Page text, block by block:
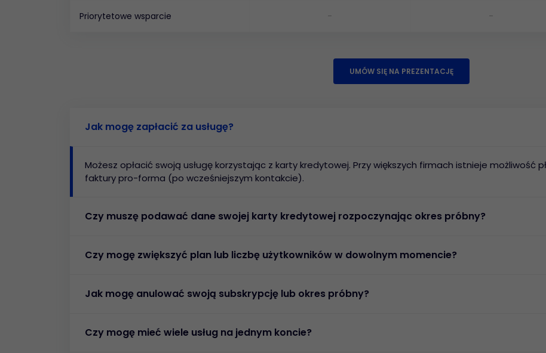
Priorytetowe wsparcie - -
UMÓW SIĘ NA PREZENTACJĘ
Jak mogę zapłacić za usługę?
Możesz opłacić swoją usługę korzystając z karty kredytowej. Przy większych firmach istnieje możliwość
faktury pro-forma (po wcześniejszym kontakcie).
Czy muszę podawać dane swojej karty kredytowej rozpoczynając okres próbny?
Czy mogę zwiększyć plan lub liczbę użytkowników w dowolnym momencie?
Jak mogę anulować swoją subskrypcję lub okres próbny?
Czy mogę mieć wiele usług na jednym koncie?